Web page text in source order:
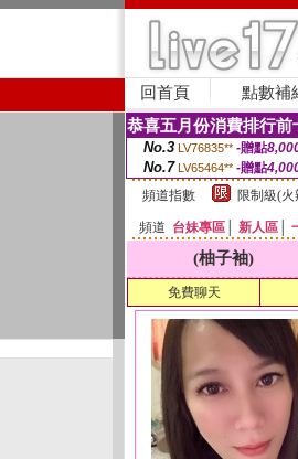
回首頁 點數補
恭喜五月份消費排行
No.3 LV76835** -贈點
No.7 LV65464** -贈點
頻道指數
限制級(火
頻道 台妹專區 新人區
(柚子袖)
免費聊天